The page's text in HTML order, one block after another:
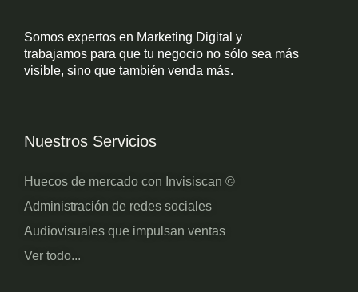
Nuestros Servicios
Huecos de mercado con Invisiscan ©
Administración de redes sociales
Audiovisuales que impulsan ventas
Ver todo...
Somos expertos en Marketing Digital y
trabajamos para que tu negocio no sólo sea más
visible, sino que también venda más.